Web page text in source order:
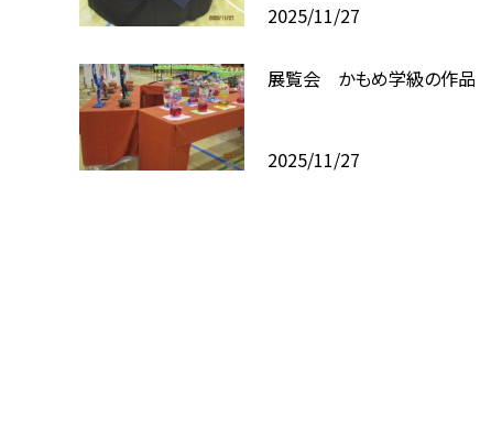
2025/11/27
展覧会 かもめ学級の作品
2025/11/27